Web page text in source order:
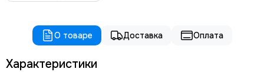
О товаре Доставка Оплата
Характеристики